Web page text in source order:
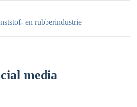
en rubberindustrie
media